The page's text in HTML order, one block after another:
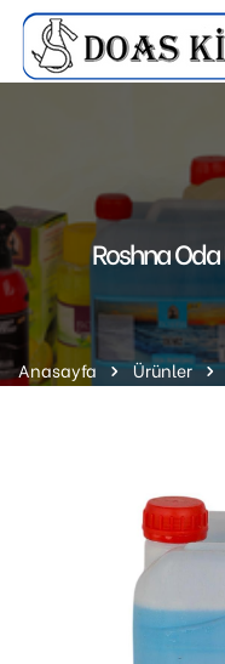
Roshna
Anasayfa Ürünler